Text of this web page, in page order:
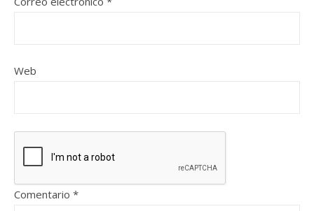
Web
Comentario *